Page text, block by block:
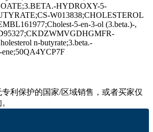
HYDROXY-5-
W013838;CHOLESTEROL
5-en-3-ol (3.beta.)-,
n-butyrate;3.beta.-
利保护的国家/区域销售，或者买家仅